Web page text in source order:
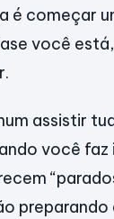
é começar
você
assistir
você
preparando